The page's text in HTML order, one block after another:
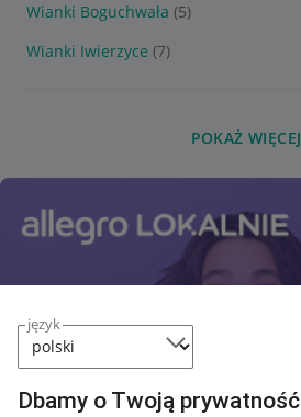
język
Dbamy o Twoją prywatność
Wianki Boguchwała (5)
Wianki Iwierzyce (7)
POKAŻ WIĘCEJ